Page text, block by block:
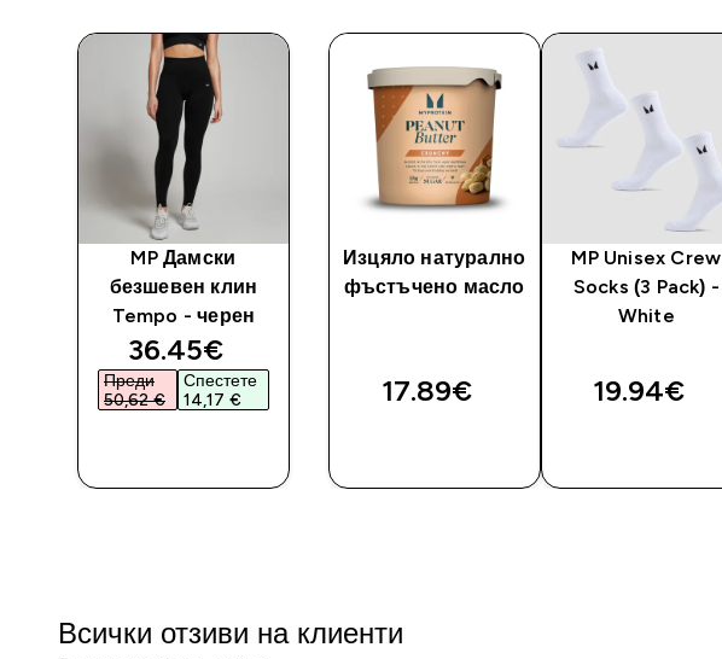
MP Дамски
безшевен клин
Tempo - черен
discounted price
36.45€‎
Преди
50,62 €‎
Спестете
14,17 €‎
Изцяло натурално
фъстъчено масло
17.89€‎
MP Unisex Crew
Socks (3 Pack) -
White
19.94€‎
Всички отзиви на клиенти